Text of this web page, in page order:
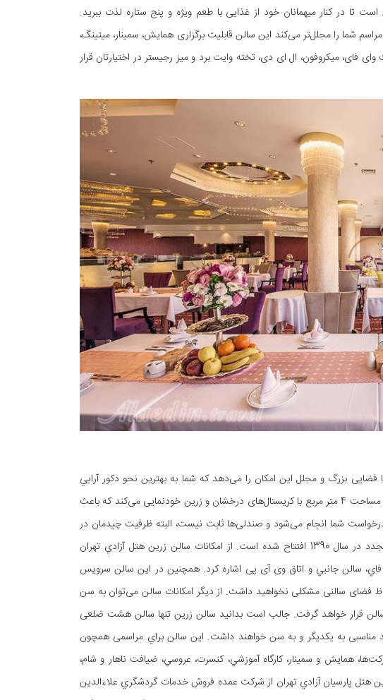
تا در کنار میهمانان خود از غذایی با طعم ویژه و پنج ستاره لذت ببرید.
شما را مجلل‌تر می‌کند این سالن قابلیت برگزاری همایش، سمینار، میتینگ،
وای فای، میکروفون، ال ای دی، تخته وایت برد و میز رجیستر در اختیارتان قرار
فضایی بزرگ و مجلل اين امكان را می‌دهد كه شما به بهترين نحو دكور آرايي
مراسم داشته باشيد. وارد سالن زرین که می‌شویم، لوستری زیبا و باشکوه به مساحت 4 متر مربع با کریستال‌های درخشان و زرین خودنمایی می‌کند که باعث
شما انجام می‌شود و صندلی‌ها ثابت نيست، البته ظرفیت چیدمان در
مراسم مختلف، متفاوت است. سالن زرين هتل آزادي تهران در بازسازي مجدد در سال 1390 افتتاح شده است. از امكانات سالن زرين هتل آزادي تهران
فاي، سالن جانبي و اتاق وی آی پی اشاره کرد. همچنین در این سالن سرویس
فضای سالنی مشکلی نخواهید داشت. از دیگر امکانات سالن می‌توان به سن
قرار خواهد گرفت. جالب است بدانید سالن زرین تنها سالن هشت ضلعی
میهمانان دید مناسبی به یکدیگر و به سن خواهند داشت. این سالن براي مراسمی همچون
همايش و سمينار، كارگاه آموزشي، كنسرت، عروسي، ضيافت ناهار و شام،
پارسيان آزادي تهران از شركت عمده فروش خدمات گردشگري علاءالدين